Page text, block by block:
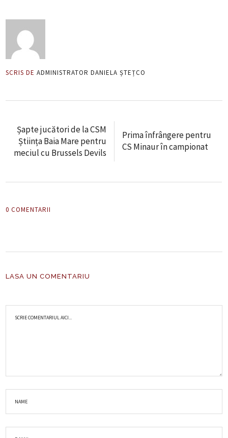
SCRIS DE ADMINISTRATOR DANIELA ȘTEȚCO
Șapte jucători de la CSM
Știința Baia Mare pentru
meciul cu Brussels Devils
Prima înfrângere pentru
CS Minaur în campionat
0 COMENTARII
LASA UN COMENTARIU